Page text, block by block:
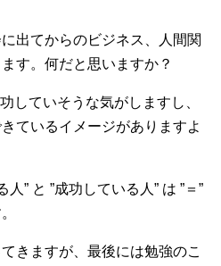
出てからのビジネス、人間関
す。何だと思いますか？
していそうな気がしますし、
ているイメージがありますよ
” と ”成功している人” は ”＝”
きますが、最後には勉強のこ